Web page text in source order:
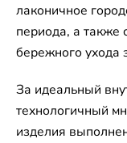
лаконичное
периода, а также
бережного ухода
За идеальный
технологичный
изделия